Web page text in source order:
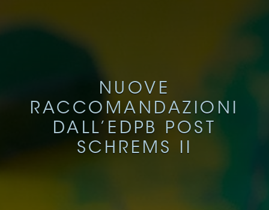
NUOVE
RACCOMANDAZIONI
DALL’EDPB POST
SCHREMS II